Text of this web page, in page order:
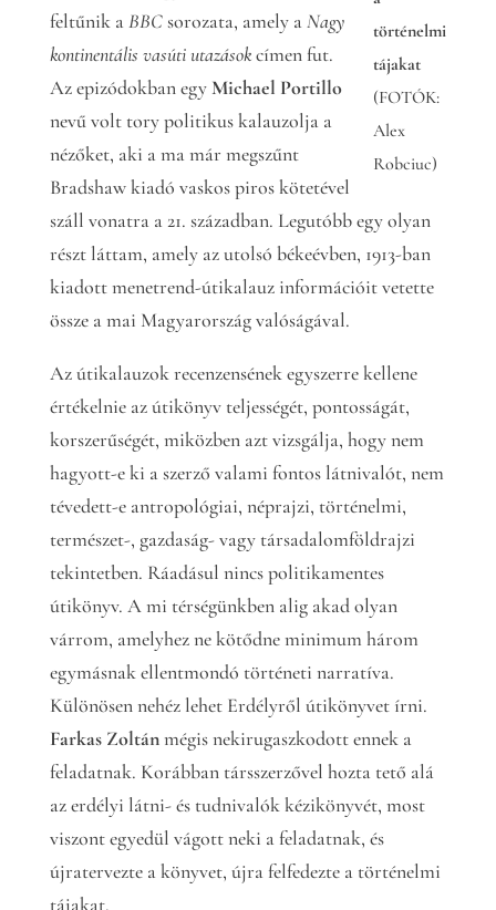
történelmi
tájakat
(FOTÓK:
Alex
Robciuc)
feltűnik aBBCsorozata, amely aNagy
kontinentális vasúti utazásokcímen fut.
Az epizódokban egyMichael Portillo
nevű volt tory politikus kalauzolja a
nézőket, aki a ma már megszűnt
Bradshaw kiadó vaskos piros kötetével
száll vonatra a 21. században. Legutóbb egy olyan
részt láttam, amely az utolsó békeévben, 1913-ban
kiadott menetrend-útikalauz információit vetette
össze a mai Magyarország valóságával.
Az útikalauzok recenzensének egyszerre kellene
értékelnie az útikönyv teljességét, pontosságát,
korszerűségét, miközben azt vizsgálja, hogy nem
hagyott-e ki a szerző valami fontos látnivalót, nem
tévedett-e antropológiai, néprajzi, történelmi,
természet-, gazdaság- vagy társadalomföldrajzi
tekintetben. Ráadásul nincs politikamentes
útikönyv. A mi térségünkben alig akad olyan
várrom, amelyhez ne kötődne minimum három
egymásnak ellentmondó történeti narratíva.
Különösen nehéz lehet Erdélyről útikönyvet írni.
Farkas Zoltánmégis nekirugaszkodott ennek a
feladatnak. Korábban társszerzővel hozta tető alá
az erdélyi látni- és tudnivalók kézikönyvét, most
viszont egyedül vágott neki a feladatnak, és
újratervezte a könyvet, újra felfedezte a történelmi
tájakat.